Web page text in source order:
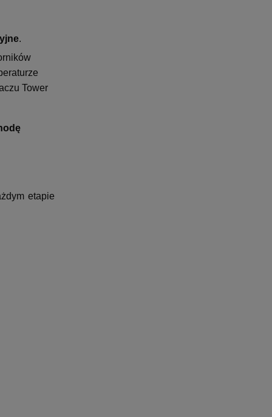
.
Tower
etapie